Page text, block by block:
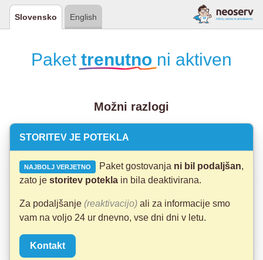
Slovensko English
Paket trenutno ni aktiven
Možni razlogi
STORITEV JE POTEKLA
NAJBOLJ VERJETNO Paket gostovanja ni bil podaljšan,
zato je storitev potekla in bila deaktivirana.
Za podaljšanje (reaktivacijo) ali za informacije smo
vam na voljo 24 ur dnevno, vse dni dni v letu.
Kontakt